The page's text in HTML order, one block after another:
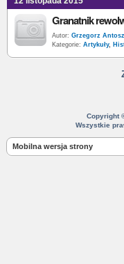
Autor: Grzegorz
Kategorie: Artykuły,
Copyright
Wszystkie
Mobilna wersja strony